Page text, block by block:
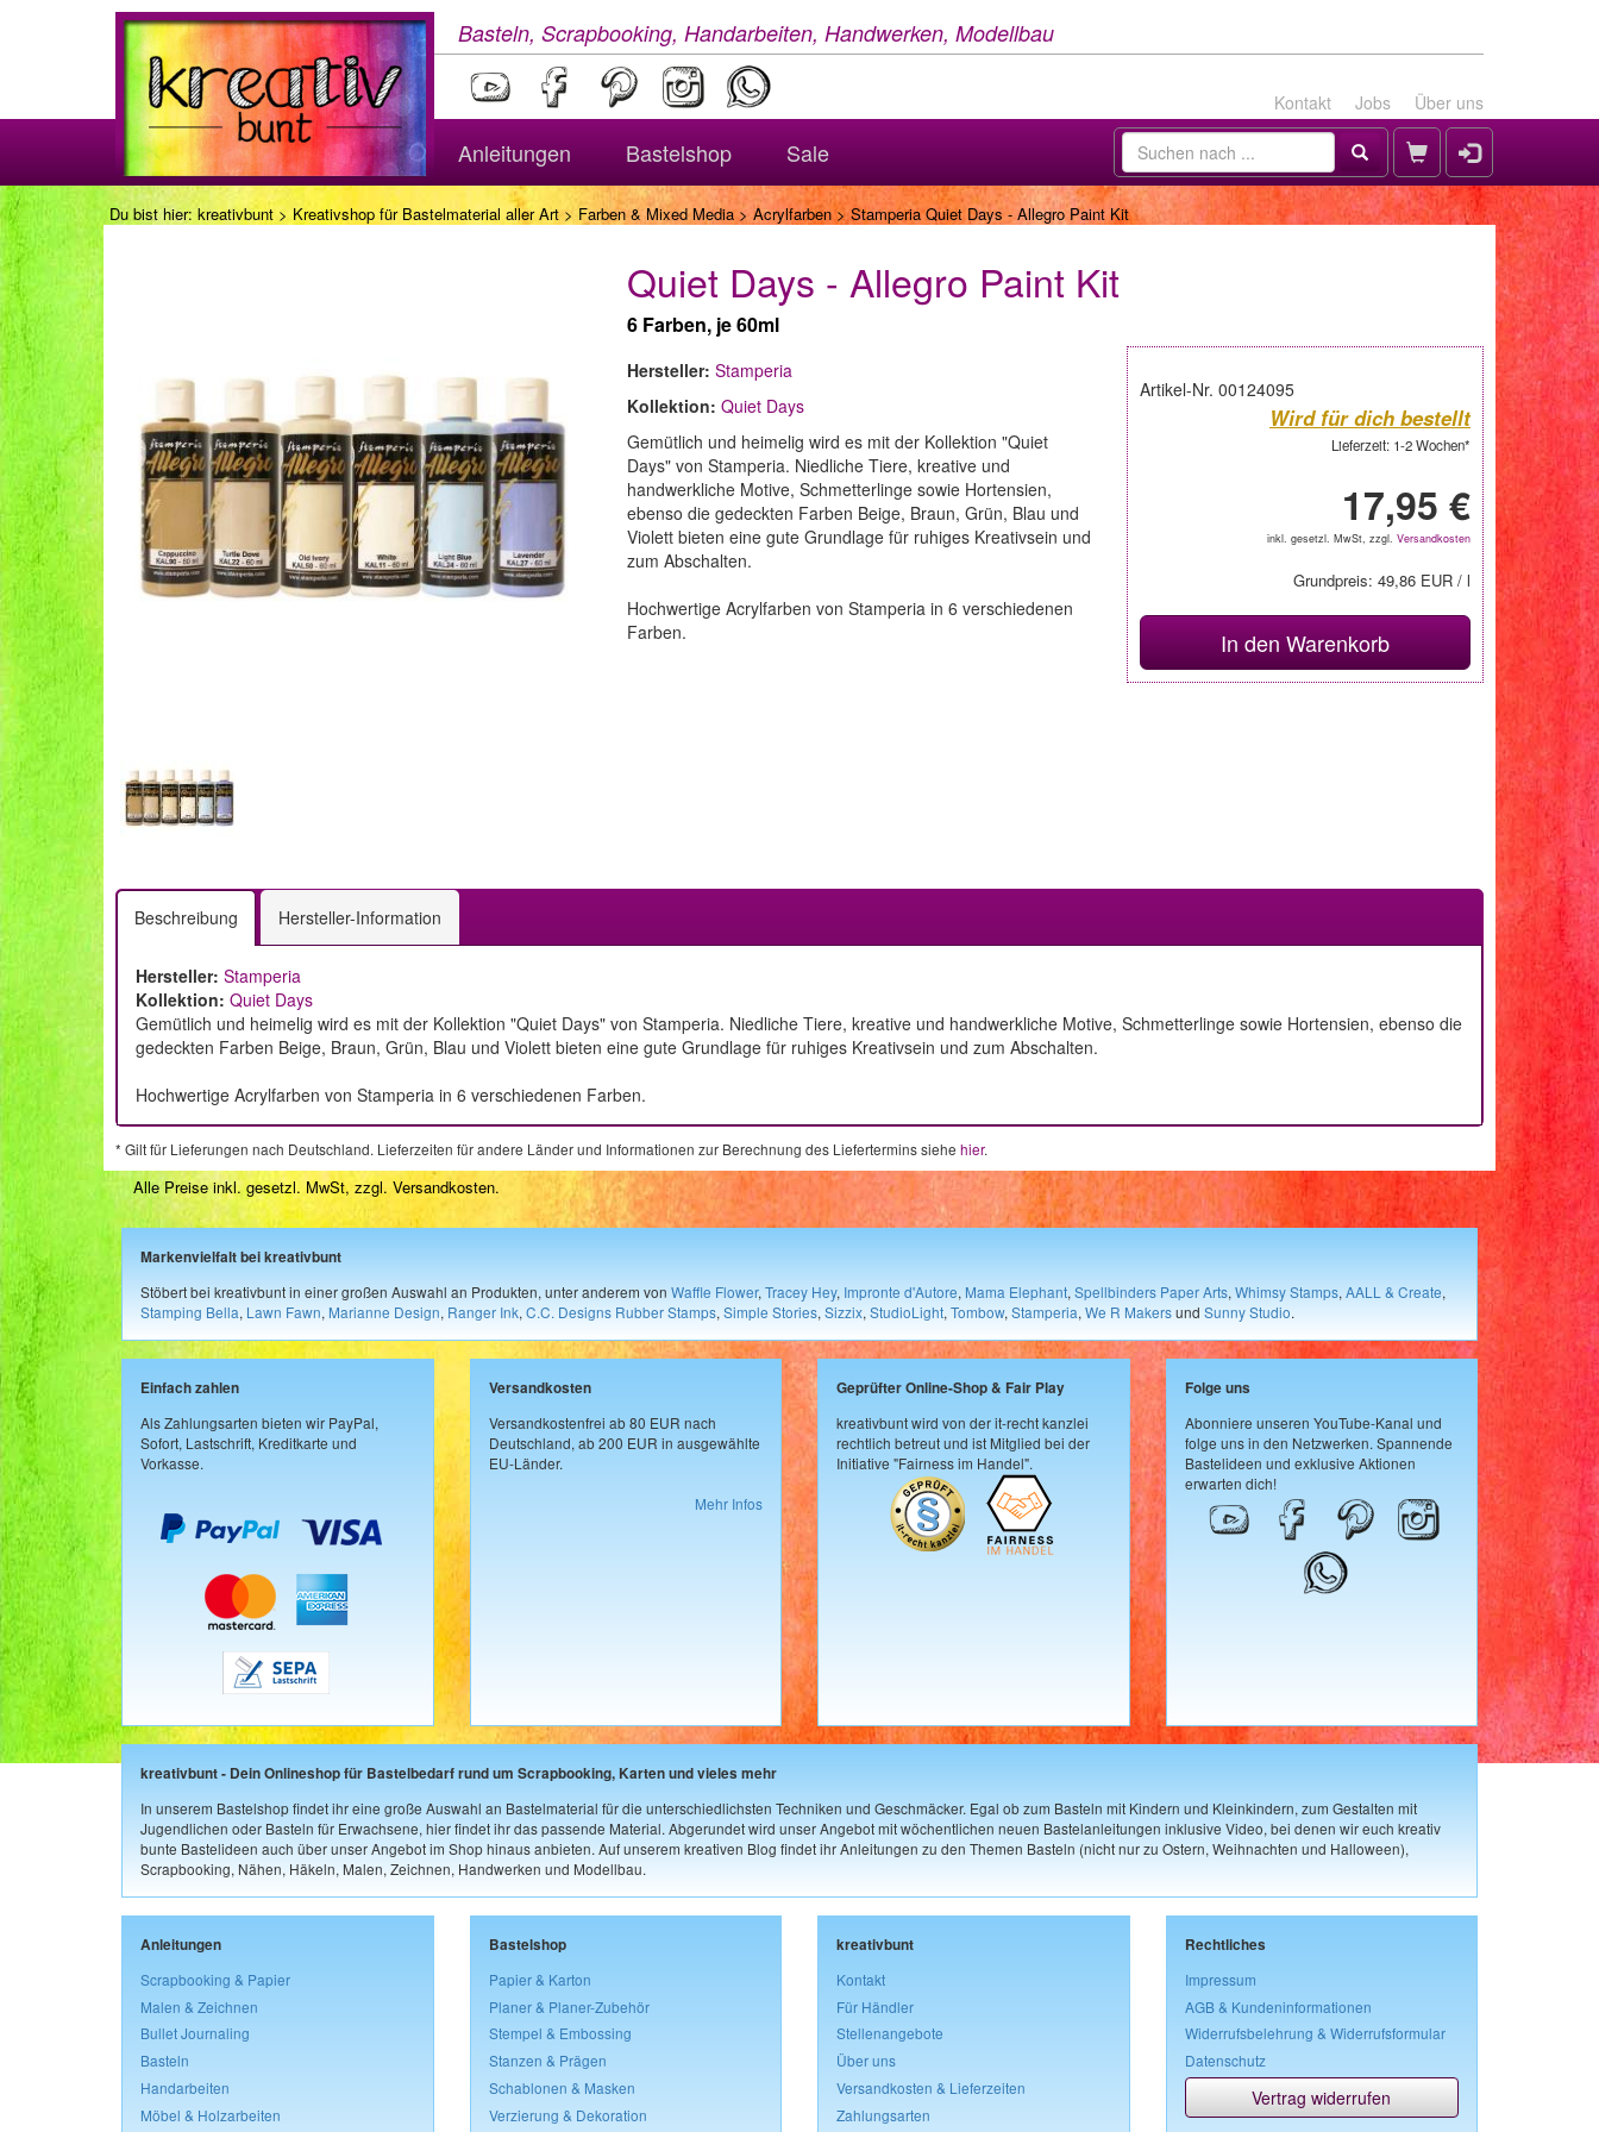
Basteln, Scrapbooking, Handarbeiten, Handwerken, Modellbau
Kontakt Jobs Über uns
Anleitungen Bastelshop Sale
Du bist hier: kreativbunt > Kreativshop für Bastelmaterial aller Art> Farben & Mixed Media>Acrylfarben > Stamperia Quiet Days - Allegro Paint Kit
Quiet Days - Allegro Paint Kit
6 Farben, je 60ml
Artikel-Nr. 00124095
Wird für dich bestellt
Lieferzeit: 1-2 Wochen*
17,95 €
inkl. gesetzl. MwSt, zzgl. Versandkosten
Grundpreis: 49,86 EUR / l
In den Warenkorb
Hersteller: Stamperia
Kollektion: Quiet Days
Gemütlich und heimelig wird es mit der Kollektion "Quiet
Days" von Stamperia. Niedliche Tiere, kreative und
handwerkliche Motive, Schmetterlinge sowie Hortensien,
ebenso die gedeckten Farben Beige, Braun, Grün, Blau und
Violett bieten eine gute Grundlage für ruhiges Kreativsein und
zum Abschalten.
Hochwertige Acrylfarben von Stamperia in 6 verschiedenen
Farben.
Beschreibung Hersteller-Information
Hersteller: Stamperia
Kollektion: Quiet Days
Gemütlich und heimelig wird es mit der Kollektion "Quiet Days" von Stamperia. Niedliche Tiere, kreative und handwerkliche Motive, Schmetterlinge sowie Hortensien, ebenso die
gedeckten Farben Beige, Braun, Grün, Blau und Violett bieten eine gute Grundlage für ruhiges Kreativsein und zum Abschalten.
Hochwertige Acrylfarben von Stamperia in 6 verschiedenen Farben.
* Gilt für Lieferungen nach Deutschland. Lieferzeiten für andere Länder und Informationen zur Berechnung des Liefertermins siehe hier.
Alle Preise inkl. gesetzl. MwSt, zzgl. Versandkosten.
Markenvielfalt bei kreativbunt
Stöbert bei kreativbunt in einer großen Auswahl an Produkten, unter anderem von Waffle Flower, Tracey Hey, Impronte d'Autore, Mama Elephant, Spellbinders Paper Arts, Whimsy Stamps, AALL & Create,
Stamping Bella, Lawn Fawn, Marianne Design, Ranger Ink, C.C. Designs Rubber Stamps, Simple Stories, Sizzix, StudioLight, Tombow, Stamperia, We R Makersund Sunny Studio.
Einfach zahlen
Als Zahlungsarten bieten wir PayPal,
Sofort, Lastschrift, Kreditkarte und
Vorkasse.
Versandkosten
Versandkostenfrei ab 80 EUR nach
Deutschland, ab 200 EUR in ausgewählte
EU-Länder.
Mehr Infos
Geprüfter Online-Shop & Fair Play
kreativbunt wird von der it-recht kanzlei
rechtlich betreut und ist Mitglied bei der
Initiative "Fairness im Handel".
Folge uns
Abonniere unseren YouTube-Kanal und
folge uns in den Netzwerken. Spannende
Bastelideen und exklusive Aktionen
erwarten dich!
kreativbunt - Dein Onlineshop für Bastelbedarf rund um Scrapbooking, Karten und vieles mehr
In unserem Bastelshop findet ihr eine große Auswahl an Bastelmaterial für die unterschiedlichsten Techniken und Geschmäcker. Egal ob zum Basteln mit Kindern und Kleinkindern, zum Gestalten mit
Jugendlichen oder Basteln für Erwachsene, hier findet ihr das passende Material. Abgerundet wird unser Angebot mit wöchentlichen neuen Bastelanleitungen inklusive Video, bei denen wir euch kreativ
bunte Bastelideen auch über unser Angebot im Shop hinaus anbieten. Auf unserem kreativen Blog findet ihr Anleitungen zu den Themen Basteln (nicht nur zu Ostern, Weihnachten und Halloween),
Scrapbooking, Nähen, Häkeln, Malen, Zeichnen, Handwerken und Modellbau.
Anleitungen
Scrapbooking & Papier
Malen & Zeichnen
Bullet Journaling
Basteln
Handarbeiten
Möbel & Holzarbeiten
Bastelshop
Papier & Karton
Planer & Planer-Zubehör
Stempel & Embossing
Stanzen & Prägen
Schablonen & Masken
Verzierung & Dekoration
kreativbunt
Kontakt
Für Händler
Stellenangebote
Über uns
Versandkosten & Lieferzeiten
Zahlungsarten
Rechtliches
Impressum
AGB & Kundeninformationen
Widerrufsbelehrung & Widerrufsformular
Datenschutz
Vertrag widerrufen